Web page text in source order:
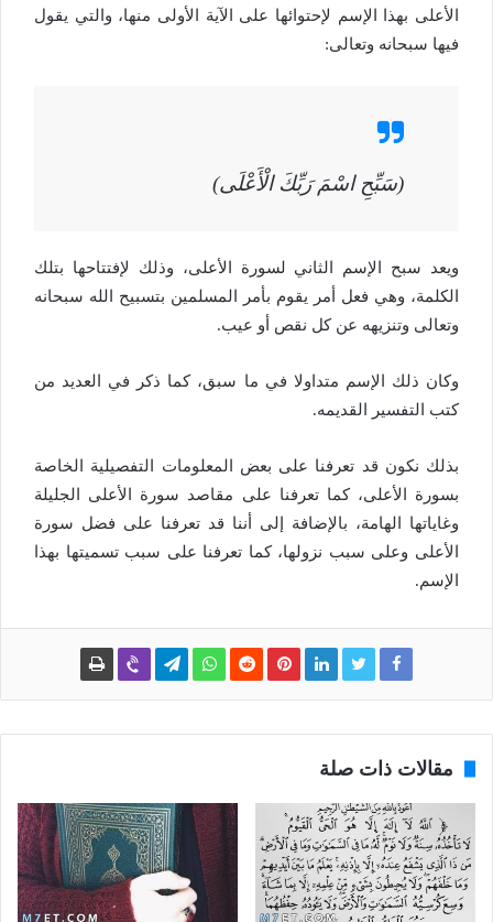
الأعلى بهذا الإسم لإحتوائها على الآية الأولى منها، والتي يقول
فيها سبحانه وتعالى:
(سَبِّحِ اسْمَ رَبِّكَ الْأَعْلَى)
ويعد سبح الإسم الثاني لسورة الأعلى، وذلك لإفتتاحها بتلك
الكلمة، وهي فعل أمر يقوم بأمر المسلمين بتسبيح الله سبحانه
وتعالى وتنزيهه عن كل نقص أو عيب.
وكان ذلك الإسم متداولا في ما سبق، كما ذكر في العديد من
كتب التفسير القديمه.
بذلك نكون قد تعرفنا على بعض المعلومات التفصيلية الخاصة
بسورة الأعلى، كما تعرفنا على مقاصد سورة الأعلى الجليلة
وغاياتها الهامة، بالإضافة إلى أننا قد تعرفنا على فضل سورة
الأعلى وعلى سبب نزولها، كما تعرفنا على سبب تسميتها بهذا
الإسم.
مقالات ذات صلة